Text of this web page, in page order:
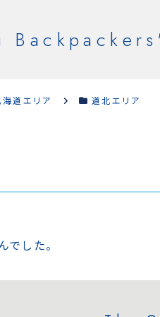
海道エリア 道北エリア
した。